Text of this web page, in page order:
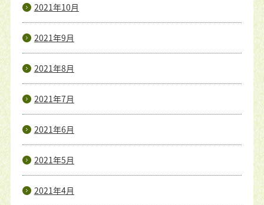
2021年10月
2021年9月
2021年8月
2021年7月
2021年6月
2021年5月
2021年4月